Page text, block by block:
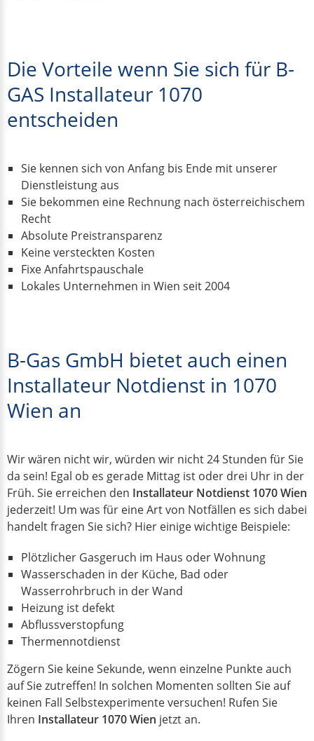
Die Vorteile wenn Sie sich für B-
GAS Installateur 1070
entscheiden
Sie kennen sich von Anfang bis Ende mit unserer
Dienstleistung aus
Sie bekommen eine Rechnung nach österreichischem
Recht
Absolute Preistransparenz
Keine versteckten Kosten
Fixe Anfahrtspauschale
Lokales Unternehmen in Wien seit 2004
B-Gas GmbH bietet auch einen
Installateur Notdienst in 1070
Wien an
Wir wären nicht wir, würden wir nicht 24 Stunden für Sie
da sein! Egal ob es gerade Mittag ist oder drei Uhr in der
Früh. Sie erreichen den Installateur Notdienst 1070 Wien
jederzeit! Um was für eine Art von Notfällen es sich dabei
handelt fragen Sie sich? Hier einige wichtige Beispiele:
Plötzlicher Gasgeruch im Haus oder Wohnung
Wasserschaden in der Küche, Bad oder
Wasserrohrbruch in der Wand
Heizung ist defekt
Abflussverstopfung
Thermennotdienst
Zögern Sie keine Sekunde, wenn einzelne Punkte auch
auf Sie zutreffen! In solchen Momenten sollten Sie auf
keinen Fall Selbstexperimente versuchen! Rufen Sie
Ihren Installateur 1070 Wien jetzt an.